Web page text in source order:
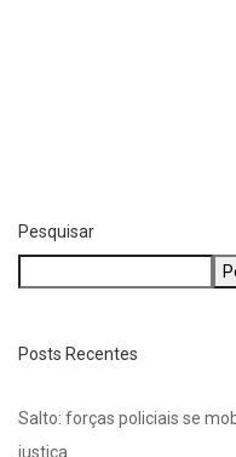
Pesquisar
Posts Recentes
Salto: forças policiais se
justiça